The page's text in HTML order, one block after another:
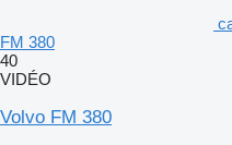
FM 380
40
VIDÉO
Volvo FM 380